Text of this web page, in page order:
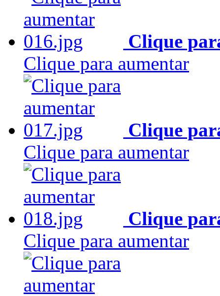
Clique
Clique para aumentar
Clique
Clique para aumentar
Clique
Clique para aumentar